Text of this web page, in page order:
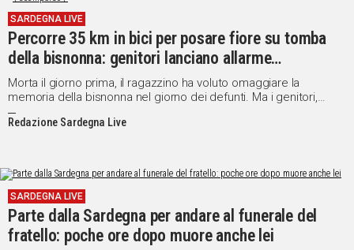
POLITICA
IN
ITALIA
NEL
MONDO
SPORT
EVENTI
VIDEO
Vai
SARDEGNA LIVE
Percorre 35 km in bici per posare fiore su tomba
della bisnonna: genitori lanciano allarme
"scomparso"
Morta il giorno prima, il ragazzino ha voluto omaggiare la
memoria della bisnonna nel giorno dei defunti. Ma i genitori,
ignari dell'iniziativa, hanno lanciato l'appello sui social
Redazione Sardegna Live
SARDEGNA LIVE
Parte dalla Sardegna per andare al funerale del
fratello: poche ore dopo muore anche lei